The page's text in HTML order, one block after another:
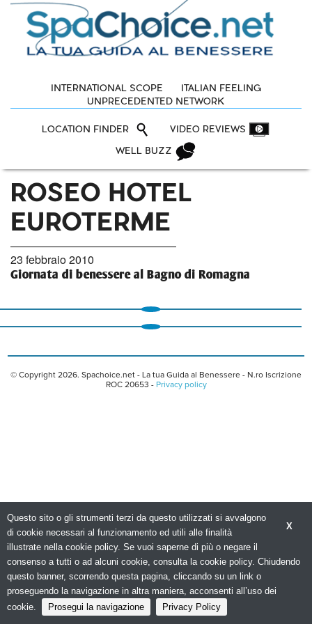
INTERNATIONAL SCOPE
ITALIAN FEELING
UNPRECEDENTED NETWORK
LOCATION FINDER VIDEO REVIEWS
WELL BUZZ
ROSEO HOTEL
EUROTERME
23 febbraio 2010
Giornata di benessere al Bagno di Romagna
© Copyright 2026. Spachoice.net - La tua Guida al Benessere - N.ro Iscrizione
ROC 20653 - Privacy policy
X
Questo sito o gli strumenti terzi da questo utilizzati si avvalgono
di cookie necessari al funzionamento ed utili alle finalità
illustrate nella cookie policy. Se vuoi saperne di più o negare il
consenso a tutti o ad alcuni cookie, consulta la cookie policy. Chiudendo
questo banner, scorrendo questa pagina, cliccando su un link o
proseguendo la navigazione in altra maniera, acconsenti all’uso dei
cookie.
Prosegui la navigazione Privacy Policy